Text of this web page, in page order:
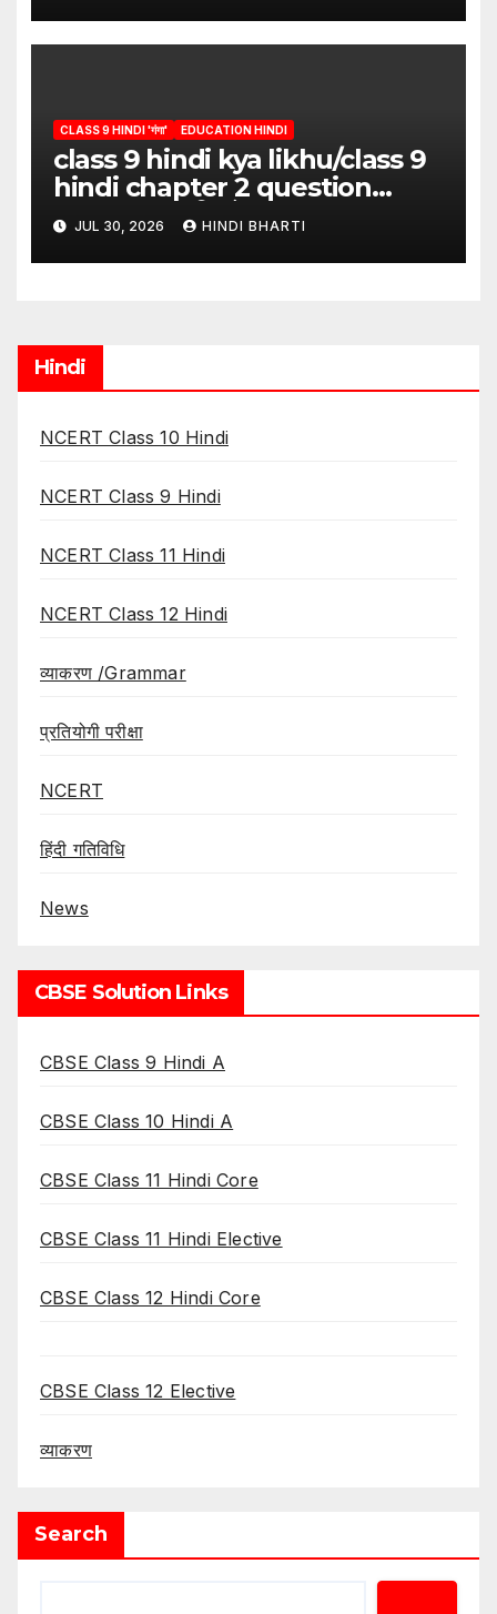
CLASS 9 HINDI 'गंगा' EDUCATION HINDI
class 9 hindi kya likhu/class 9
hindi chapter 2 question
answer/क्या लिखूँ-पदुमलाल/class 9
hindi
JUL 30, 2026 HINDI BHARTI
Hindi
NCERT Class 10 Hindi
NCERT Class 9 Hindi
NCERT Class 11 Hindi
NCERT Class 12 Hindi
व्याकरण /Grammar
प्रतियोगी परीक्षा
NCERT
हिंदी गतिविधि
News
CBSE Solution Links
CBSE Class 9 Hindi A
CBSE Class 10 Hindi A
CBSE Class 11 Hindi Core
CBSE Class 11 Hindi Elective
CBSE Class 12 Hindi Core
CBSE Class 12 Elective
व्याकरण
Search